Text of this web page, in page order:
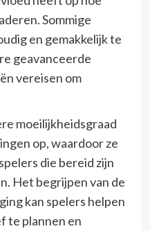
Sommige
en gemakkelijk te
geavanceerde
vereisen om
moeilijkheidsgraad
op, waardoor ze
die bereid zijn
Het begrijpen van de
kan spelers helpen
te plannen en